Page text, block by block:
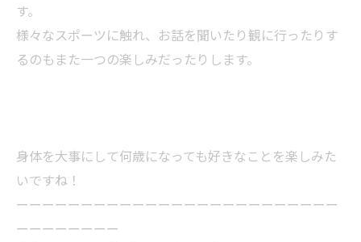
す。
様々なスポーツに触れ、お話を聞いたり観に行ったりす
るのもまた一つの楽しみだったりします。
身体を大事にして何歳になっても好きなことを楽しみた
いですね！
ーーーーーーーーーーーーーーーーーーーーーーーーー
ーーーーーーーー